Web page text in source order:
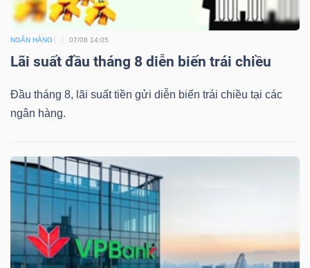
NGÂN HÀNG 07/08 14:05
Lãi suất đầu tháng 8 diễn biến trái chiều
Đầu tháng 8, lãi suất tiền gửi diễn biến trái chiều tại các
ngân hàng.